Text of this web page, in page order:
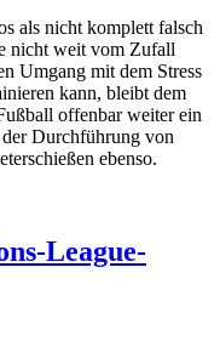
als nicht komplett falsch
nicht weit vom Zufall
Umgang mit dem Stress
kann, bleibt dem
offenbar weiter ein
Durchführung von
ebenso.
League-